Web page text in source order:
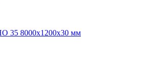
35 8000х1200х30 мм